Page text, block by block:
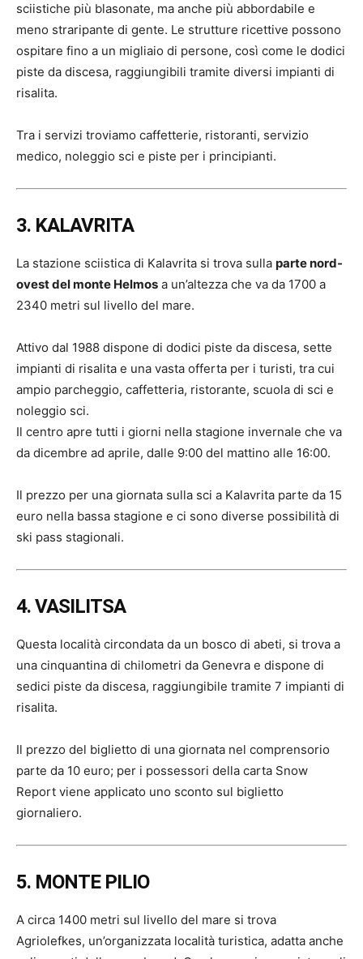
sciistiche più blasonate, ma anche più abbordabile e
meno straripante di gente. Le strutture ricettive possono
ospitare fino a un migliaio di persone, così come le dodici
piste da discesa, raggiungibili tramite diversi impianti di
risalita.
Tra i servizi troviamo caffetterie, ristoranti, servizio
medico, noleggio sci e piste per i principianti.
3. KALAVRITA
La stazione sciistica di Kalavrita si trova sulla parte nord-
ovest del monte Helmos a un’altezza che va da 1700 a
2340 metri sul livello del mare.
Attivo dal 1988 dispone di dodici piste da discesa, sette
impianti di risalita e una vasta offerta per i turisti, tra cui
ampio parcheggio, caffetteria, ristorante, scuola di sci e
noleggio sci.
Il centro apre tutti i giorni nella stagione invernale che va
da dicembre ad aprile, dalle 9:00 del mattino alle 16:00.
Il prezzo per una giornata sulla sci a Kalavrita parte da 15
euro nella bassa stagione e ci sono diverse possibilità di
ski pass stagionali.
4. VASILITSA
Questa località circondata da un bosco di abeti, si trova a
una cinquantina di chilometri da Genevra e dispone di
sedici piste da discesa, raggiungibile tramite 7 impianti di
risalita.
Il prezzo del biglietto di una giornata nel comprensorio
parte da 10 euro; per i possessori della carta Snow
Report viene applicato uno sconto sul biglietto
giornaliero.
5. MONTE PILIO
A circa 1400 metri sul livello del mare si trova
Agriolefkes, un’organizzata località turistica, adatta anche